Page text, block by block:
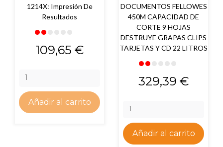
1214X: Impresión De
Resultados
Precio
109,65 €
Añadir al carrito
DOCUMENTOS FELLOWES
450M CAPACIDAD DE
CORTE 9 HOJAS
DESTRUYE GRAPAS CLIPS
TARJETAS Y CD 22 LITROS
Precio
329,39 €
Añadir al carrito